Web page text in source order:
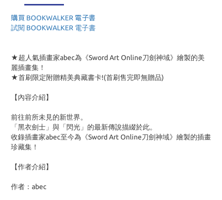
購買 BOOKWALKER 電子書
試閱 BOOKWALKER 電子書
★超人氣插畫家abec為《Sword Art Online刀劍神域》繪製的美
麗插畫集！
★首刷限定附贈精美典藏書卡!(首刷售完即無贈品)
【內容介紹】
前往前所未見的新世界。
「黑衣劍士」與「閃光」的最新傳說描綴於此。
收錄插畫家abec至今為《Sword Art Online刀劍神域》繪製的插畫
珍藏集！
【作者介紹】
作者：abec